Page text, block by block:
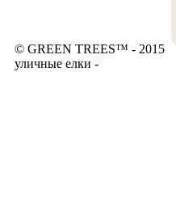
© GREEN TREES™ - 2015
уличные елки -